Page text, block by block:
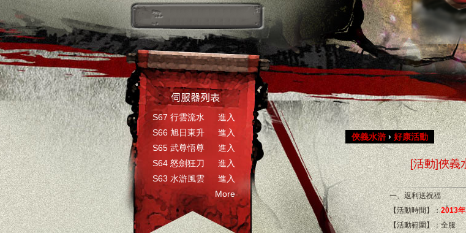
登入
快速登入
巴哈快速登入
基地直接玩遊戲
台灣奇摩帳號快速登入
更多登入入口
俠義水滸 › 好康活動
[活動]俠義
一、返利送祝福
【活動時間】：2013
【活動範圍】：全服
進入
S67 行雲流水
進入
S66 旭日東升
進入
S65 武尊悟尊
進入
S64 怒劍狂刀
進入
S63 水滸風雲
More